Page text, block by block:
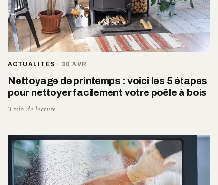
ACTUALITÉS · 30 AVR
Nettoyage de printemps : voici les 5 étapes
pour nettoyer facilement votre poêle à bois
3 min de lecture